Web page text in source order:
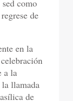
como
de
en la
a la
llamada
de